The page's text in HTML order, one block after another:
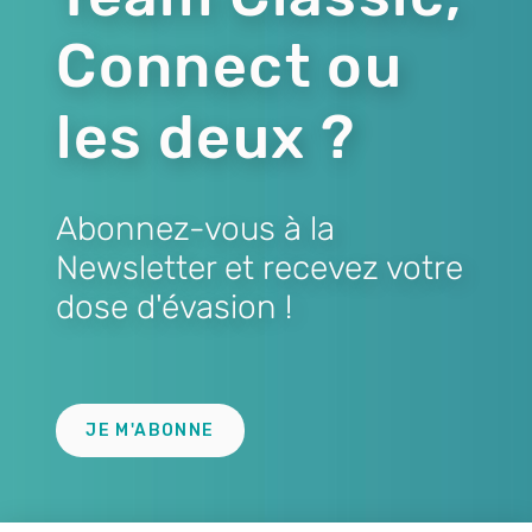
Connect ou
les deux ?
Abonnez-vous à la
Newsletter et recevez votre
dose d'évasion !
JE M'ABONNE